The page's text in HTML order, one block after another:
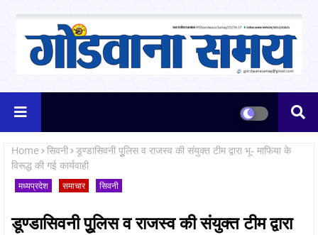
Home सिवनी डूण्डासिवनी पूुलिस व राजस्व की संयुक्त टीम द्वारा भू- माफिया के
विरूद्ध की गई कार्यवाही
मध्यप्रदेश समाचार सिवनी
डूण्डासिवनी पूुलिस व राजस्व की संयुक्त टीम द्वारा